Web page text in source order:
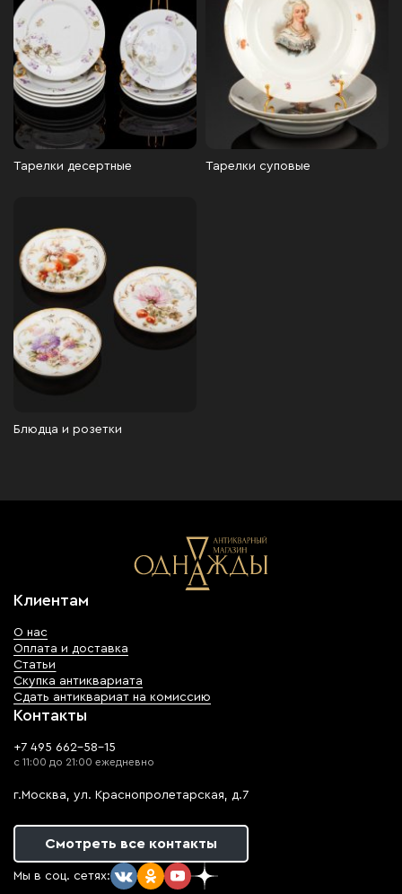
Тарелки десертные Тарелки суповые
Блюдца и розетки
Клиентам
О нас
Оплата и доставка
Статьи
Скупка антиквариата
Сдать антиквариат на комиссию
Контакты
+7 495 662-58-15
с 11:00 до 21:00 ежедневно
г.Москва, ул. Краснопролетарская, д.7
Смотреть все контакты
Мы в соц. сетях: